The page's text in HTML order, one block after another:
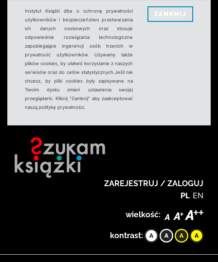
Instytut Książki dba o ochronę prywatności
użytkowników i bezpieczeństwo przetwarzania
ich danych osobowych oraz stosuje
odpowiednie rozwiązania technologiczne
zapobiegające ingerencji osób trzecich w
prywatność użytkowników. Używamy także
plików cookies, by ułatwić korzystanie z naszych
serwisów oraz do celów statystycznych.Jeśli nie
chcesz, by pliki cookies były zapisywane na
Twoim dysku zmień ustawienia swojej
przeglądarki. Kliknij "Zamknij" aby zaakceptować
naszą politykę prywatności.
ZAMKNIJ
ZAREJESTRUJ / ZALOGUJ
PL EN
wielkość:
kontrast: